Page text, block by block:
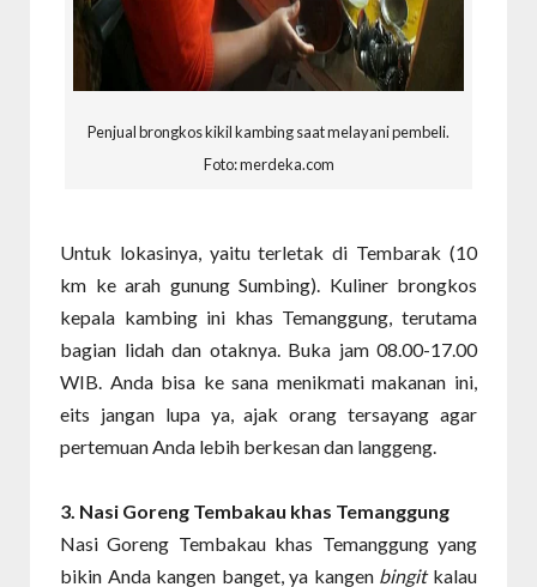
Penjual brongkos kikil kambing saat melayani pembeli.
Foto: merdeka.com
Untuk lokasinya, yaitu terletak di Tembarak (10
km ke arah gunung Sumbing). Kuliner brongkos
kepala kambing ini khas Temanggung, terutama
bagian lidah dan otaknya. Buka jam 08.00-17.00
WIB. Anda bisa ke sana menikmati makanan ini,
eits jangan lupa ya, ajak orang tersayang agar
pertemuan Anda lebih berkesan dan langgeng.
3. Nasi Goreng Tembakau khas Temanggung
Nasi Goreng Tembakau khas Temanggung yang
bikin Anda kangen banget, ya kangen bingitkalau